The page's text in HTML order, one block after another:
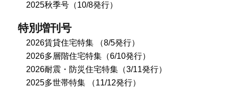
2025秋季号（10/8発行）
特別増刊号
2026賃貸住宅特集 （8/5発行）
2026多層階住宅特集（6/10発行）
2026耐震・防災住宅特集（3/11発行）
2025多世帯特集 （11/12発行）